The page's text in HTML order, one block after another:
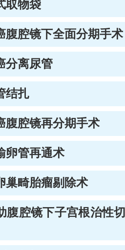
取物袋
腹腔镜下全面分期手术
分离尿管
结扎
腹腔镜再分期手术
卵管再通术
巢畸胎瘤剔除术
腹腔镜下子宫根治性